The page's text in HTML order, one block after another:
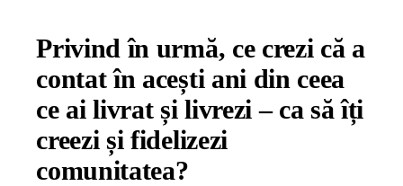
Privind în urmă, ce crezi că a
contat în acești ani din ceea
ce ai livrat și livrezi – ca să îți
creezi și fidelizezi
comunitatea?